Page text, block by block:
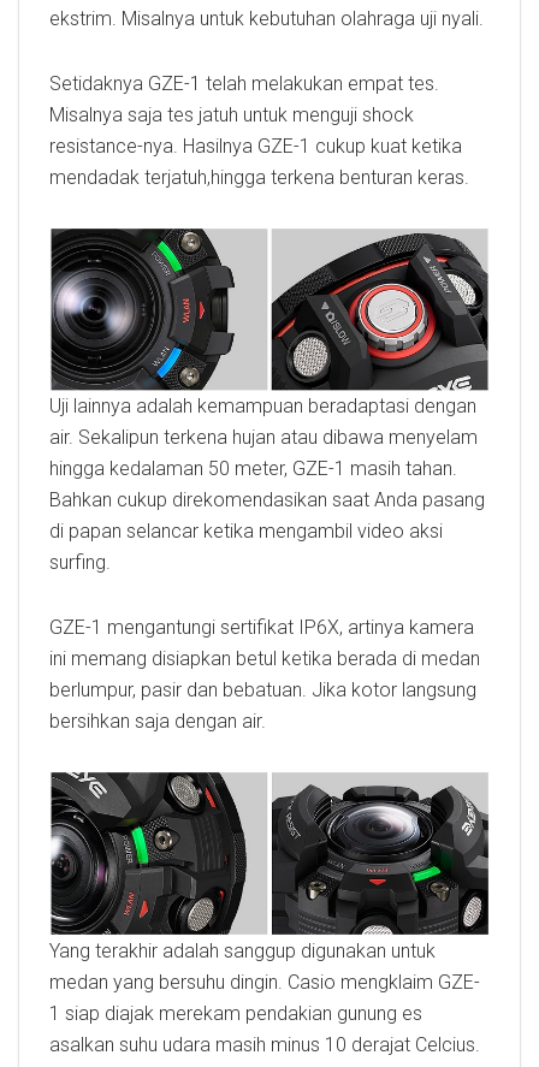
ekstrim. Misalnya untuk kebutuhan olahraga uji nyali.
Setidaknya GZE-1 telah melakukan empat tes.
Misalnya saja tes jatuh untuk menguji shock
resistance-nya. Hasilnya GZE-1 cukup kuat ketika
mendadak terjatuh,hingga terkena benturan keras.
Uji lainnya adalah kemampuan beradaptasi dengan
air. Sekalipun terkena hujan atau dibawa menyelam
hingga kedalaman 50 meter, GZE-1 masih tahan.
Bahkan cukup direkomendasikan saat Anda pasang
di papan selancar ketika mengambil video aksi
surfing.
GZE-1 mengantungi sertifikat IP6X, artinya kamera
ini memang disiapkan betul ketika berada di medan
berlumpur, pasir dan bebatuan. Jika kotor langsung
bersihkan saja dengan air.
Yang terakhir adalah sanggup digunakan untuk
medan yang bersuhu dingin. Casio mengklaim GZE-
1 siap diajak merekam pendakian gunung es
asalkan suhu udara masih minus 10 derajat Celcius.